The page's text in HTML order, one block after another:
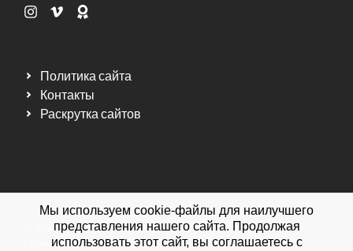
Политика сайта
Контакты
Раскрутка сайтов
© 2026 Мебельная фабрика ДИЗАЙН МЕБЕЛЬ.
Официальный сайт.
Мы используем cookie-файлы для наилучшего
представления нашего сайта. Продолжая
использовать этот сайт, вы соглашаетесь с